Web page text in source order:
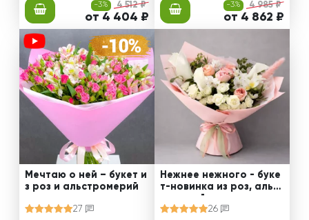
-3% 4 512 ₽
от 4 404 ₽
-3% 4 985 ₽
от 4 862 ₽
Мечтаю о ней – букет и
з роз и альстромерий
27
Нежнее нежного - буке
т-новинка из роз, альст
ромерий и калл
26